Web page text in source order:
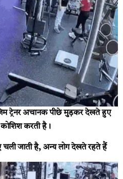
ट्रेनर अचानक पीछे मुड़कर देखते हुए
करती है।
जाती है, अन्य लोग देखते रहते हैं